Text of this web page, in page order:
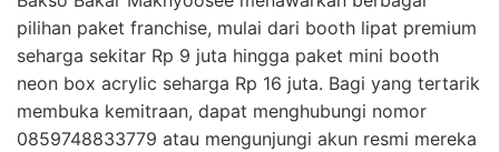
pilihan paket franchise, mulai dari booth lipat premium
seharga sekitar Rp 9 juta hingga paket mini booth
neon box acrylic seharga Rp 16 juta. Bagi yang tertarik
membuka kemitraan, dapat menghubungi nomor
0859748833779 atau mengunjungi akun resmi mereka